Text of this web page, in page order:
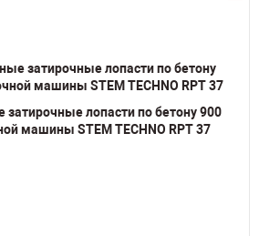
лопасти по бетону 900
машины STEM TECHNO RPT 37